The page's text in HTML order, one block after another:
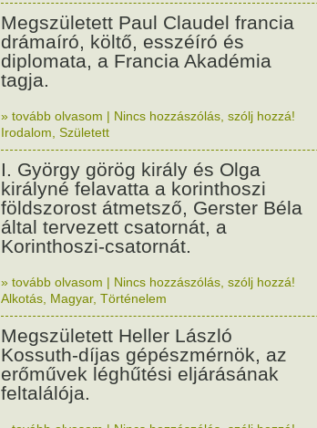
Megszületett Paul Claudel francia
drámaíró, költő, esszéíró és
diplomata, a Francia Akadémia
tagja.
» tovább olvasom | Nincs hozzászólás, szólj hozzá!
Irodalom Született
I. György görög király és Olga
királyné felavatta a korinthoszi
földszorost átmetsző, Gerster Béla
által tervezett csatornát, a
Korinthoszi-csatornát.
» tovább olvasom | Nincs hozzászólás, szólj hozzá!
Alkotás Magyar, Történelem
Megszületett Heller László
Kossuth-díjas gépészmérnök, az
erőművek léghűtési eljárásának
feltalálója.